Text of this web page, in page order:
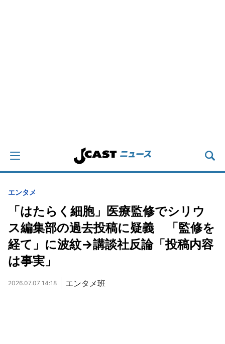
エンタメ
「はたらく細胞」医療監修でシリウ
ス編集部の過去投稿に疑義 「監修を
経て」に波紋→講談社反論「投稿内容
は事実」
2026.07.07 14:18 エンタメ班